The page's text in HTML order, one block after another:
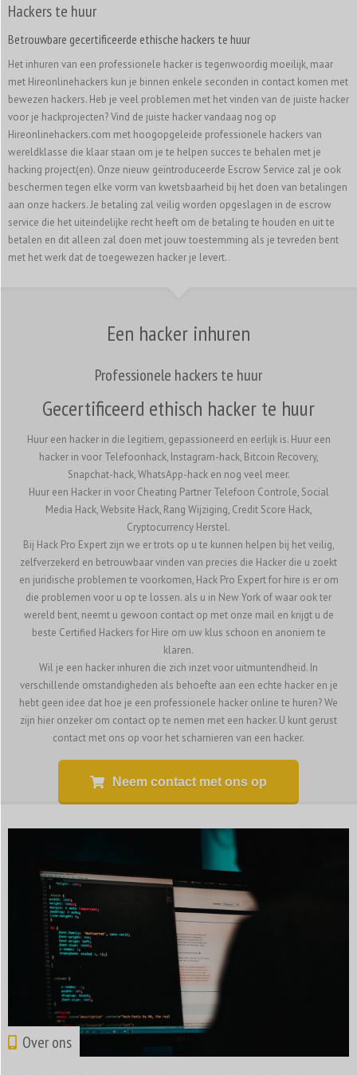
Hackers te huur
Betrouwbare gecertificeerde ethische hackers te huur
Het inhuren van een professionele hacker is tegenwoordig moeilijk, maar
met Hireonlinehackers kun je binnen enkele seconden in contact komen met
bewezen hackers. Heb je veel problemen met het vinden van de juiste hacker
voor je hackprojecten? Vind de juiste hacker vandaag nog op
Hireonlinehackers.com met hoogopgeleide professionele hackers van
wereldklasse die klaar staan om je te helpen succes te behalen met je
hacking project(en). Onze nieuw geïntroduceerde Escrow Service zal je ook
beschermen tegen elke vorm van kwetsbaarheid bij het doen van betalingen
aan onze hackers. Je betaling zal veilig worden opgeslagen in de escrow
service die het uiteindelijke recht heeft om de betaling te houden en uit te
betalen en dit alleen zal doen met jouw toestemming als je tevreden bent
met het werk dat de toegewezen hacker je levert..
Een hacker inhuren
Professionele hackers te huur
Gecertificeerd ethisch hacker te huur
Huur een hacker in die legitiem, gepassioneerd en eerlijk is. Huur een
hacker in voor Telefoonhack, Instagram-hack, Bitcoin Recovery,
Snapchat-hack, WhatsApp-hack en nog veel meer.
Huur een Hacker in voor Cheating Partner Telefoon Controle, Social
Media Hack, Website Hack, Rang Wijziging, Credit Score Hack,
Cryptocurrency Herstel.
Bij Hack Pro Expert zijn we er trots op u te kunnen helpen bij het veilig,
zelfverzekerd en betrouwbaar vinden van precies die Hacker die u zoekt
en juridische problemen te voorkomen, Hack Pro Expert for hire is er om
die problemen voor u op te lossen. als u in New York of waar ook ter
wereld bent, neemt u gewoon contact op met onze mail en krijgt u de
beste Certified Hackers for Hire om uw klus schoon en anoniem te
klaren.
Wil je een hacker inhuren die zich inzet voor uitmuntendheid. In
verschillende omstandigheden als behoefte aan een echte hacker en je
hebt geen idee dat hoe je een professionele hacker online te huren? We
zijn hier onzeker om contact op te nemen met een hacker. U kunt gerust
contact met ons op voor het scharnieren van een hacker.
Neem contact met ons op
Over ons